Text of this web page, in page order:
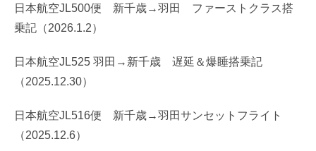
日本航空JL500便 新千歳→羽田 ファーストクラス搭
乗記（2026.1.2）
日本航空JL525 羽田→新千歳 遅延＆爆睡搭乗記
（2025.12.30）
日本航空JL516便 新千歳→羽田サンセットフライト
（2025.12.6）